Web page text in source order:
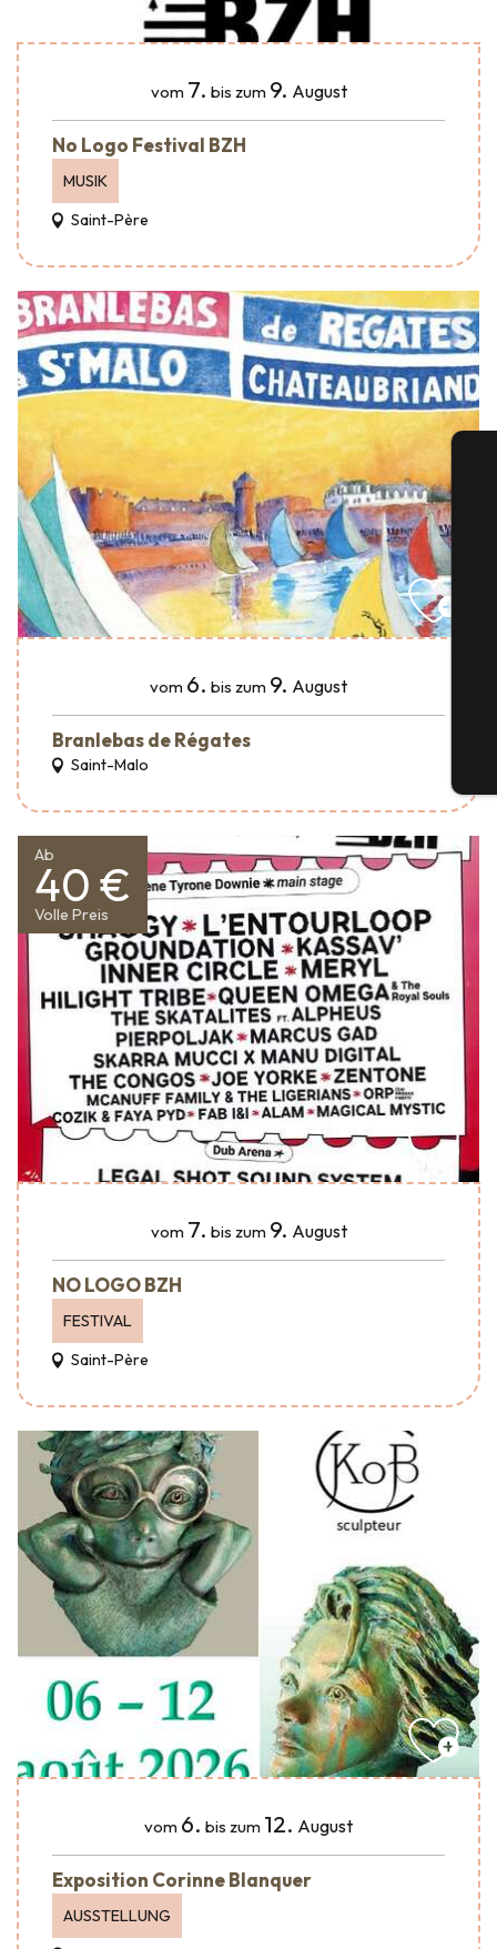
vom 7. bis zum 9. August
No Logo Festival BZH
MUSIK
Saint-Père
vom 6. bis zum 9. August
Branlebas de Régates
Saint-Malo
Ab
40 €
Volle Preis
vom 7. bis zum 9. August
NO LOGO BZH
FESTIVAL
Saint-Père
vom 6. bis zum 12. August
Exposition Corinne Blanquer
AUSSTELLUNG